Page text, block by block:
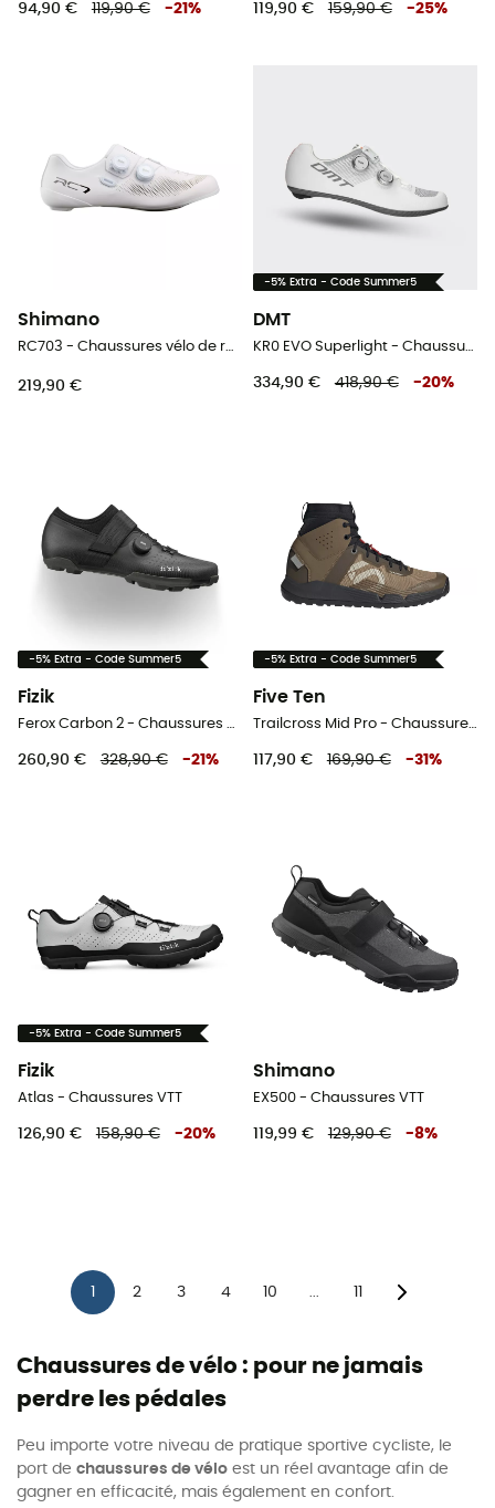
94,90 € 119,90 € -21 % 119,90 € 159,90 € -25%
Shimano
RC703 - Chaussures vélo de route
219,90 €
-5% Extra - Code Summer5
DMT
KR0 EVO Superlight - Chaussures vélo de route
334,90 € 418,90 € -20%
-5% Extra - Code Summer5
Fizik
Ferox Carbon 2 - Chaussures VTT
260,90 € 328,90 € -21 %
-5% Extra - Code Summer5
Five Ten
Trailcross Mid Pro - Chaussures VTT homme
117,90 € 169,90 € -31 %
-5% Extra - Code Summer5
Fizik
Atlas - Chaussures VTT
126,90 € 158,90 € -20%
Shimano
EX500 - Chaussures VTT
119,99 € 129,90 € -8%
2 3 4 10
Chaussures de vélo : pour ne jamais
perdre les pédales
Peu importe votre niveau de pratique sportive cycliste, le
port de chaussures de vélo est un réel avantage afin de
gagner en efficacité, mais également en confort.